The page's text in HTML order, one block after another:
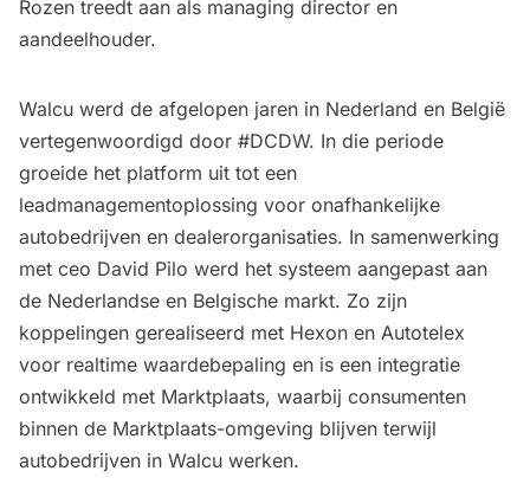
Rozen treedt aan als managing director en
aandeelhouder.
Walcu werd de afgelopen jaren in Nederland en België
vertegenwoordigd door #DCDW. In die periode
groeide het platform uit tot een
leadmanagementoplossing voor onafhankelijke
autobedrijven en dealerorganisaties. In samenwerking
met ceo David Pilo werd het systeem aangepast aan
de Nederlandse en Belgische markt. Zo zijn
koppelingen gerealiseerd met Hexon en Autotelex
voor realtime waardebepaling en is een integratie
ontwikkeld met Marktplaats, waarbij consumenten
binnen de Marktplaats-omgeving blijven terwijl
autobedrijven in Walcu werken.